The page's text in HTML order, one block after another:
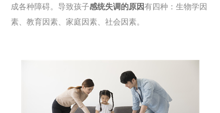
成各种障碍。导致孩子感统失调的原因有四种：生物学因
素、教育因素、家庭因素、社会因素。